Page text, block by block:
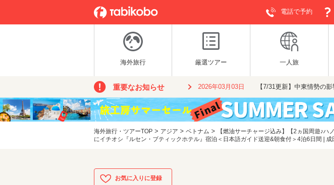
電話で予約
海外旅行 厳選ツアー 一人旅
重要なお知らせ 2026年03月03日 【7/31更新】中東情勢の
海外旅行・ツアーTOP > アジア > ベトナム >
【燃油サーチャージ込み】【2ヵ国周遊♪
にイチオシ『ルセン・ブティックホテル』宿泊＜日本語ガイド送迎&朝食付＞4泊6日間 |